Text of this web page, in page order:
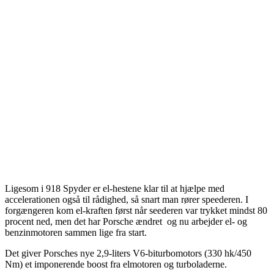
Ligesom i 918 Spyder er el-hestene klar til at hjælpe med
accelerationen også til rådighed, så snart man rører speederen. I
forgængeren kom el-kraften først når seederen var trykket mindst 80
procent ned, men det har Porsche ændret og nu arbejder el- og
benzinmotoren sammen lige fra start.
Det giver Porsches nye 2,9-liters V6-biturbomotors (330 hk/450
Nm) et imponerende boost fra elmotoren og turboladerne.